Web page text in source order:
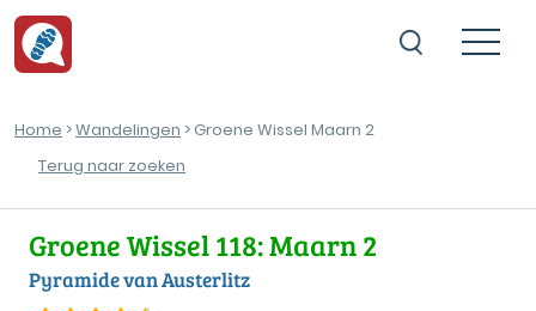
Home >Wandelingen > Groene Wissel Maarn 2
Terug naar zoeken
Groene Wissel 118: Maarn 2
Pyramide van Austerlitz